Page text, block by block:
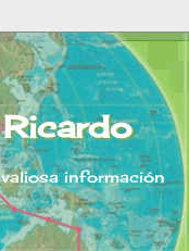
información